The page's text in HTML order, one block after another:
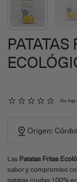
No hay
Origen:
Las Patatas Fritas
sabor y compromiso
patatas crudas 100%